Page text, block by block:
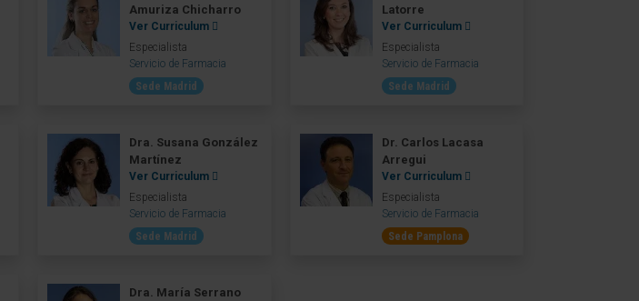
Amuriza Chicharro
Ver Curriculum
Especialista
Servicio de Farmacia
Sede Madrid
Latorre
Ver Curriculum
Especialista
Servicio de Farmacia
Sede Madrid
Dra. Susana González
Martínez
Ver Curriculum
Especialista
Servicio de Farmacia
Sede Madrid
Dr. Carlos Lacasa
Arregui
Ver Curriculum
Especialista
Servicio de Farmacia
Sede Pamplona
Dra. María Serrano